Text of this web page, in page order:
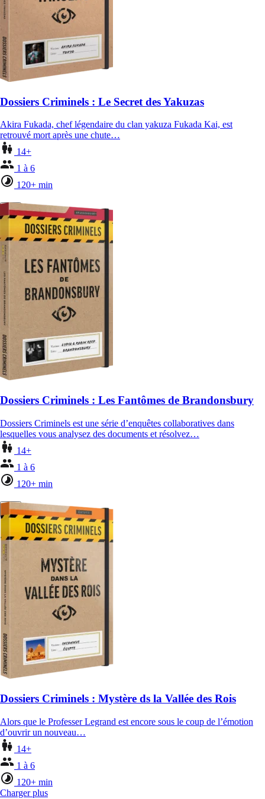
Dossiers Criminels : Le Secret des Yakuzas
Akira Fukada, chef légendaire du clan yakuza Fukada Kai, est
retrouvé mort après une chute…
14+
1 à 6
120+ min
Dossiers Criminels : Les Fantômes de Brandonsbury
Dossiers Criminels est une série d’enquêtes collaboratives dans
lesquelles vous analysez des documents et résolvez…
14+
1 à 6
120+ min
Dossiers Criminels : Mystère ds la Vallée des Rois
Alors que le Professer Legrand est encore sous le coup de l’émotion
d’ouvrir un nouveau…
14+
1 à 6
120+ min
Charger plus